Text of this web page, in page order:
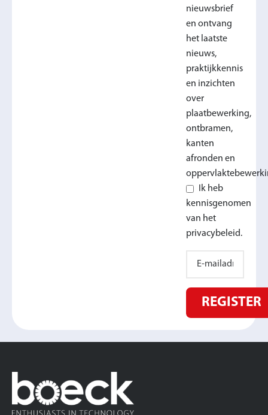
nieuwsbrief
en ontvang
het laatste
nieuws,
praktijkkennis
en inzichten
over
plaatbewerking,
ontbramen,
kanten
afronden en
Ik heb
kennisgenomen
van het
privacybeleid.
REGISTER